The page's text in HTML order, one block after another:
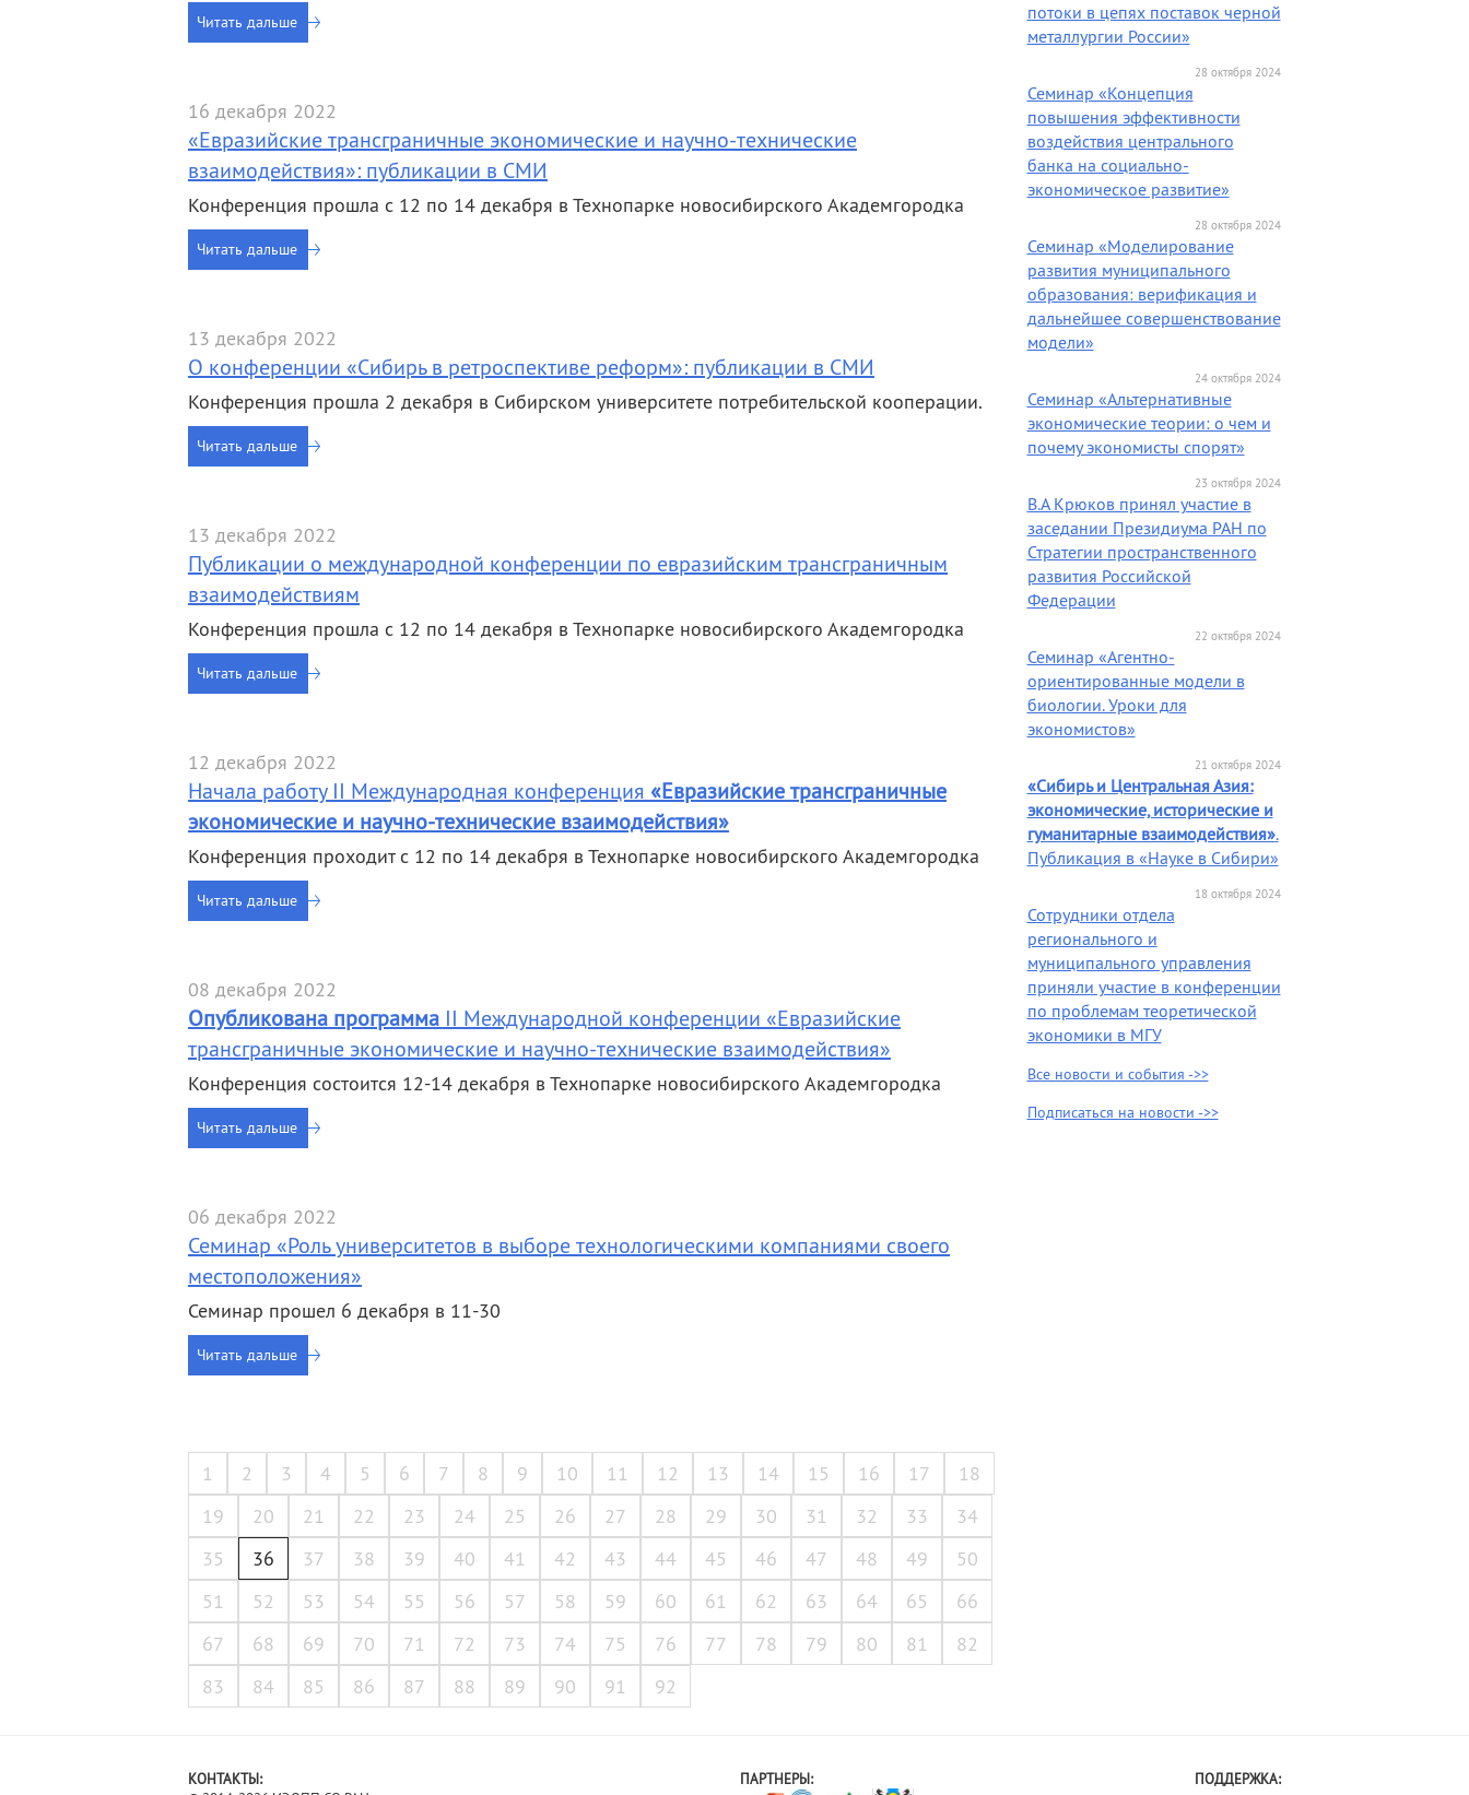
Читать дальше
16 декабря 2022
«Евразийские трансграничные экономические и научно-технические
взаимодействия»: публикации в СМИ
Конференция прошла с 12 по 14 декабря в Технопарке новосибирского Академгородка
Читать дальше
13 декабря 2022
О конференции «Сибирь в ретроспективе реформ»: публикации в СМИ
Конференция прошла 2 декабря в Сибирском университете потребительской кооперации.
Читать дальше
13 декабря 2022
Публикации о международной конференции по евразийским трансграничным
взаимодействиям
Конференция прошла с 12 по 14 декабря в Технопарке новосибирского Академгородка
Читать дальше
12 декабря 2022
Начала работу II Международная конференция «Евразийские трансграничные
экономические и научно-технические взаимодействия»
Конференция проходит с 12 по 14 декабря в Технопарке новосибирского Академгородка
Читать дальше
08 декабря 2022
Опубликована программа II Международной конференции «Евразийские
трансграничные экономические и научно-технические взаимодействия»
Конференция состоится 12-14 декабря в Технопарке новосибирского Академгородка
Читать дальше
06 декабря 2022
Семинар «Роль университетов в выборе технологическими компаниями своего
местоположения»
Семинар прошел 6 декабря в 11-30
Читать дальше
1 2 3 4 5 6 7 8 9 10 11 12 13 14 15 16 17
18
19
20 21 22 23 24 25 26 27 28 29 30 31 32 33
34
35
36 37 38 39 40 41 42 43 44 45 46 47 48 49
50
51
52 53 54 55 56 57 58 59 60 61 62 63 64 65
66
67
68 69 70 71 72 73 74 75 76 77 78 79 80 81
82
83
84 85 86 87 88 89 90 91 92
потоки в цепях поставок черной
металлургии России»
28 октября 2024
Семинар «Концепция
повышения эффективности
воздействия центрального
банка на социально-
экономическое развитие»
28 октября 2024
Семинар «Моделирование
развития муниципального
образования: верификация и
дальнейшее совершенствование
модели»
24 октября 2024
Семинар «Альтернативные
экономические теории: о чем и
почему экономисты спорят»
23 октября 2024
В.А Крюков принял участие в
заседании Президиума РАН по
Стратегии пространственного
развития Российской
Федерации
22 октября 2024
Семинар «Агентно-
ориентированные модели в
биологии. Уроки для
экономистов»
21 октября 2024
«Сибирь и Центральная Азия:
экономические, исторические и
гуманитарные взаимодействия».
Публикация в «Науке в Сибири»
18 октября 2024
Сотрудники отдела
регионального и
муниципального управления
приняли участие в конференции
по проблемам теоретической
экономики в МГУ
Все новости и события ->>
Подписаться на новости ->>
КОНТАКТЫ:
ПАРТНЕРЫ:
ПОДДЕРЖКА: